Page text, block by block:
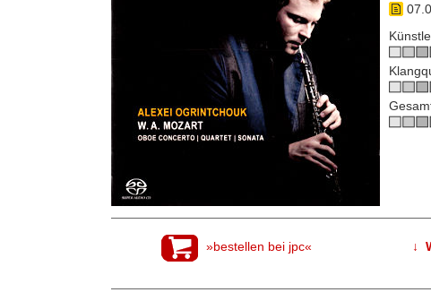
»bestellen bei jpc« ↓